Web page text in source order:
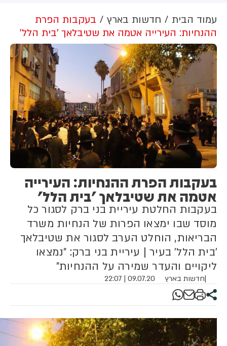
ובפקיסטן. לפי גורם ביטחוני טורקי,
ההסכם צפוי להיחתם בסעודיה
במהלך פגישה בין יורש העצר
מוחמד בן סלמאן, נשיא טורקיה,
רג'פ טאיפ ארדואן וראש ממשלת
פקיסטן, שהבז שריף.
עמוד הבית חדשות בארץ
בעקבות הפרת
ההנחיות: העירייה אטמה את שטיבלאך 'בית הלל'
בעקבות הפרת ההנחיות: העירייה
אטמה את שטיבלאך 'בית הלל'
בעקבות החלטת עיריית בני ברק לסגור כל
מוסד שבו ימצאו הפרות של הנחיות משרד
הבריאות, הוחלט הערב לסגור את שטיבלאך
'בית הלל' בעיר | עיריית בני ברק: "נמצאו
ליקויים והעדר שמירה על ההנחיות"
|חדשות בארץ 09.07.20 | 22:07